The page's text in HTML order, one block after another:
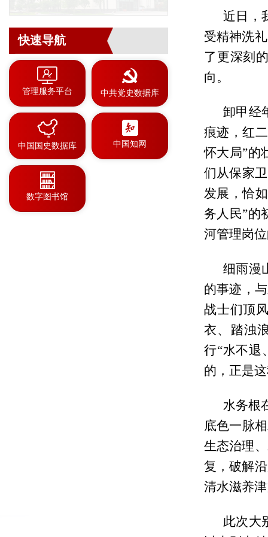
快速导航
管理服务平台 中共党史数据库
中国国史数据库 中国知网
数字图书馆
近日，
受精神洗
了更深刻
向。
卸甲经
痕迹，红
怀大局”的
们从保家
发展，恰
务人民”的
河管理岗
细雨漫
的事迹，
战士们顶
衣、踏浊
行“水不退
的，正是
水务根
底色一脉
生态治理
复，破解
清水滋养
此次大